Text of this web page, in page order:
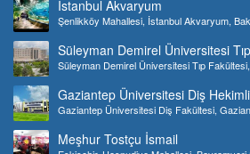
İstanbul Akvaryum
Şenlikköy Mahallesi, İstanbul Akvaryum,
Süleyman Demirel Üniversitesi
Süleyman Demirel Üniversitesi Tıp
Gaziantep Üniversitesi Diş
Gaziantep Üniversitesi Diş Fakültesi,
Meşhur Tostçu İsmail